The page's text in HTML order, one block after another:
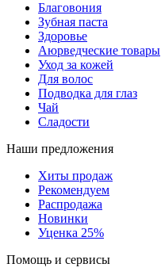
Благовония
Зубная паста
Здоровье
Аюрведческие товары
Уход за кожей
Для волос
Подводка для глаз
Чай
Сладости
Наши предложения
Хиты продаж
Рекомендуем
Распродажа
Новинки
Уценка 25%
Помощь и сервисы